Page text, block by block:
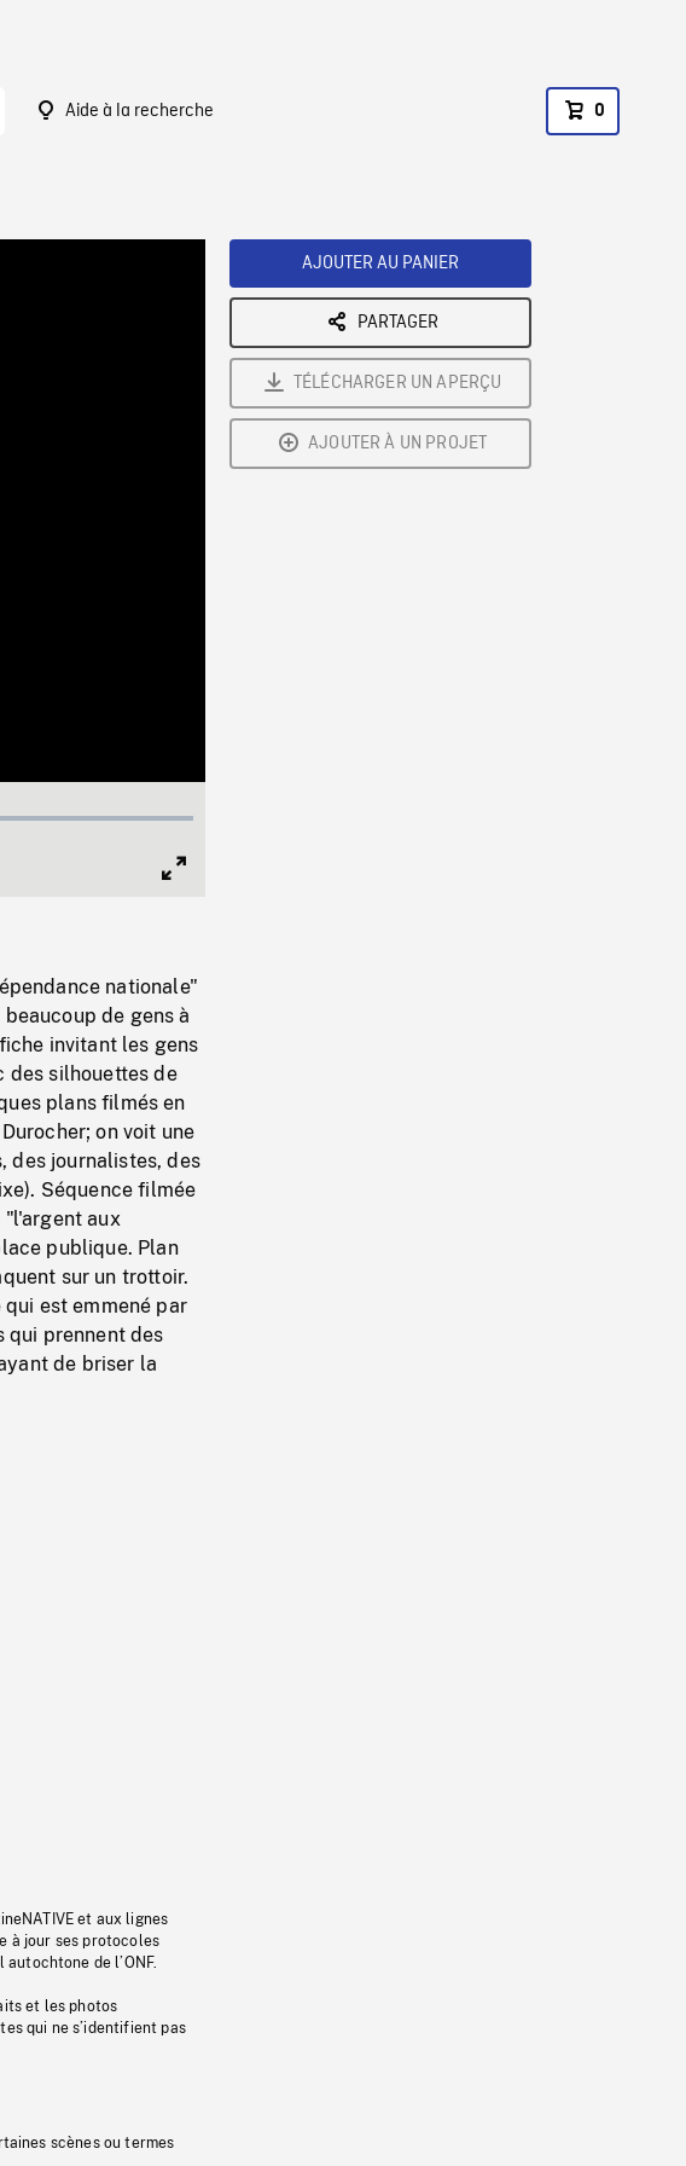
Aide à la recherche 0
nationale"
de gens à
invitant les gens
des silhouettes de
plans filmés en
on voit une
des journalistes, des
Séquence filmée
"l'argent aux
publique. Plan
sur un trottoir.
est emmené par
qui prennent des
de briser la
et aux lignes
à jour ses protocoles
de l’ONF.
et les photos
qui ne s’identifient pas
scènes ou termes
AJOUTER AU PANIER
PARTAGER
TÉLÉCHARGER UN APERÇU
AJOUTER À UN PROJET